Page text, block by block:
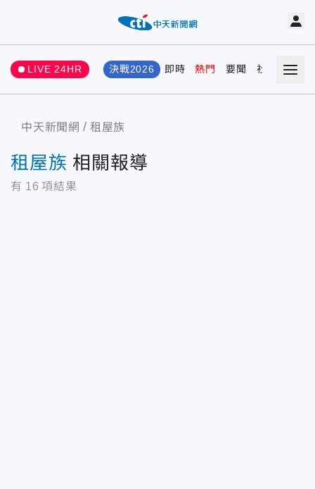
LIVE 24HR 決戰2026 即時 熱門 要聞 社會 娛樂
中天新聞網 租屋族
租屋族 相關報導
有 16 項結果